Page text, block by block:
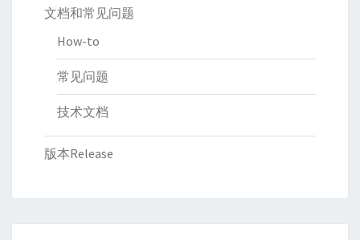
文档和常见问题
How-to
常见问题
技术文档
版本Release